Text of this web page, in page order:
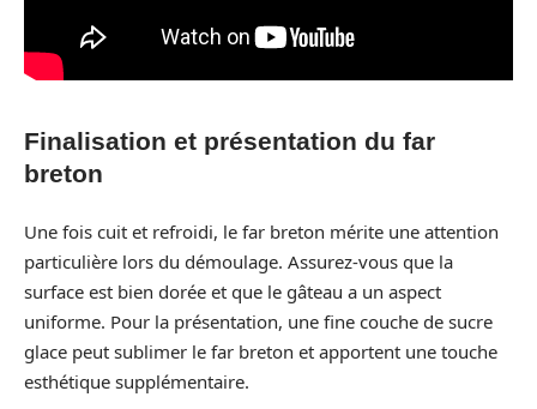
Finalisation et présentation du far
breton
Une fois cuit et refroidi, le far breton mérite une attention
particulière lors du démoulage. Assurez-vous que la
surface est bien dorée et que le gâteau a un aspect
uniforme. Pour la présentation, une fine couche de sucre
glace peut sublimer le far breton et apportent une touche
esthétique supplémentaire.